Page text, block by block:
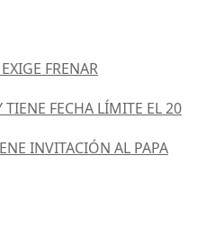
FRENAR
FECHA LÍMITE EL 20
INVITACIÓN AL PAPA